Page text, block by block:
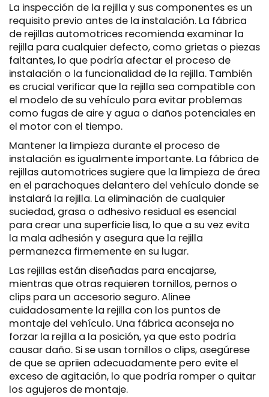
La inspección de la rejilla y sus componentes es un
requisito previo antes de la instalación. La fábrica
de rejillas automotrices recomienda examinar la
rejilla para cualquier defecto, como grietas o piezas
faltantes, lo que podría afectar el proceso de
instalación o la funcionalidad de la rejilla. También
es crucial verificar que la rejilla sea compatible con
el modelo de su vehículo para evitar problemas
como fugas de aire y agua o daños potenciales en
el motor con el tiempo.
Mantener la limpieza durante el proceso de
instalación es igualmente importante. La fábrica de
rejillas automotrices sugiere que la limpieza de área
en el parachoques delantero del vehículo donde se
instalará la rejilla. La eliminación de cualquier
suciedad, grasa o adhesivo residual es esencial
para crear una superficie lisa, lo que a su vez evita
la mala adhesión y asegura que la rejilla
permanezca firmemente en su lugar.
Las rejillas están diseñadas para encajarse,
mientras que otras requieren tornillos, pernos o
clips para un accesorio seguro. Alinee
cuidadosamente la rejilla con los puntos de
montaje del vehículo. Una fábrica aconseja no
forzar la rejilla a la posición, ya que esto podría
causar daño. Si se usan tornillos o clips, asegúrese
de que se apriien adecuadamente pero evite el
exceso de agitación, lo que podría romper o quitar
los agujeros de montaje.